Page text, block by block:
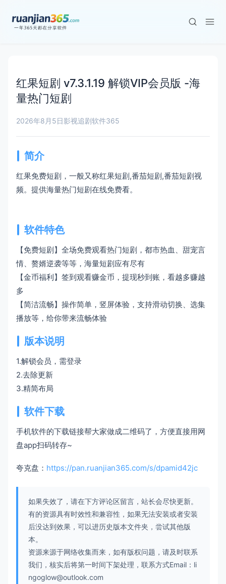
红果短剧 v7.3.1.19 解锁VIP会员版 -海
量热门短剧
2026年8月5日影视追剧软件365
简介
红果免费短剧，一般又称红果短剧,番茄短剧,番茄短剧视
频。提供海量热门短剧在线免费看。
软件特色
【免费短剧】全场免费观看热门短剧，都市热血、甜宠言
情、赘婿逆袭等等，海量短剧应有尽有
【金币福利】签到观看赚金币，提现秒到账，看越多赚越
多
【简洁流畅】操作简单，竖屏体验，支持滑动切换、选集
播放等，给你带来流畅体验
版本说明
1.解锁会员，需登录
2.去除更新
3.精简布局
软件下载
手机软件的下载链接帮大家做成二维码了，方便直接用网
盘app扫码转存~
夸克盘： https://pan.ruanjian365.com/s/dpamid42jc
如果失效了，请在下方评论区留言，站长会尽快更新。
有的资源具有时效性和兼容性，如果无法安装或者安装
后没达到效果，可以进历史版本文件夹，尝试其他版
本。
资源来源于网络收集而来，如有版权问题，请及时联系
我们，核实后将第一时间下架处理，联系方式Email：li
ngoglow@outlook.com